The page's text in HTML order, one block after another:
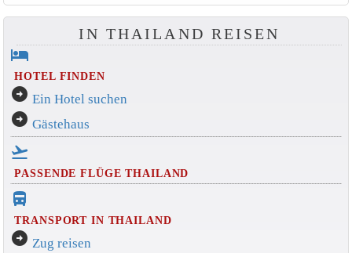
IN THAILAND REISEN
hotel
HOTEL FINDEN
arrow_circle_right Ein Hotel suchen
arrow_circle_right Gästehaus
flight_takeoff
PASSENDE FLÜGE THAILAND
directions_bus_filled
TRANSPORT IN THAILAND
arrow_circle_right Zug reisen